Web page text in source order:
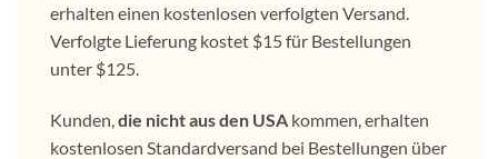
erhalten einen kostenlosen verfolgten Versand.
Verfolgte Lieferung kostet $15 für Bestellungen
unter $125.
Kunden, die nicht aus den USAkommen, erhalten
kostenlosen Standardversand bei Bestellungen über